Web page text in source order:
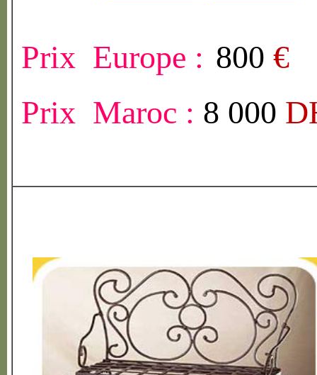
Prix Europe : 800 €
Prix Maroc : 8 000